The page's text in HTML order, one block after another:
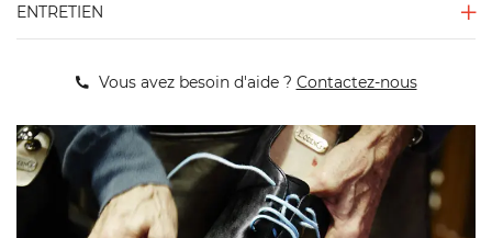
ENTRETIEN
Vous avez besoin d'aide ? Contactez-nous